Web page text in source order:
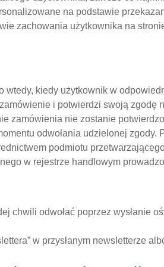
na podstawie
zachowania użytkownika na
kiedy użytkownik w
i potwierdzi swoją zgodę
zamówienia nie zostanie
odwołania udzielonej zgody.
podmiotu
w rejestrze handlowym
chwili odwołać poprzez wysłanie
w przysłanym newsletterze